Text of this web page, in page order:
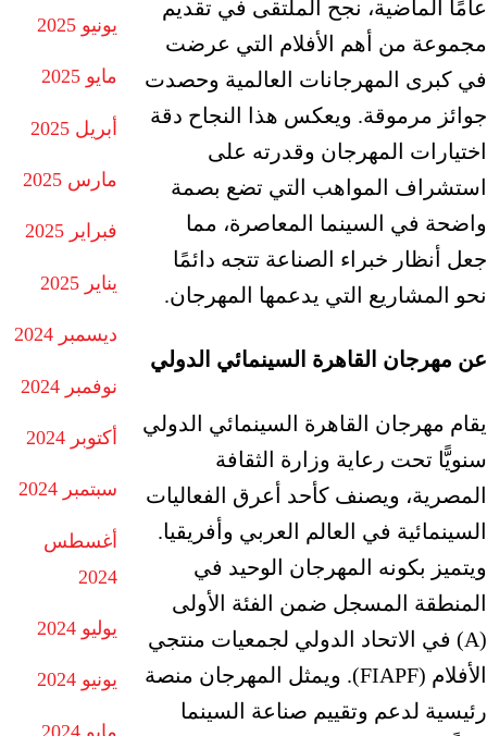
عامًا الماضية، نجح الملتقى في تقديم
مجموعة من أهم الأفلام التي عرضت
في كبرى المهرجانات العالمية وحصدت
جوائز مرموقة. ويعكس هذا النجاح دقة
اختيارات المهرجان وقدرته على
استشراف المواهب التي تضع بصمة
واضحة في السينما المعاصرة، مما
جعل أنظار خبراء الصناعة تتجه دائمًا
نحو المشاريع التي يدعمها المهرجان.
عن مهرجان القاهرة السينمائي الدولي
يقام مهرجان القاهرة السينمائي الدولي
سنويًّا تحت رعاية وزارة الثقافة
المصرية، ويصنف كأحد أعرق الفعاليات
السينمائية في العالم العربي وأفريقيا.
ويتميز بكونه المهرجان الوحيد في
المنطقة المسجل ضمن الفئة الأولى
(A) في الاتحاد الدولي لجمعيات منتجي
الأفلام (FIAPF). ويمثل المهرجان منصة
رئيسية لدعم وتقييم صناعة السينما
يونيو 2025
مايو 2025
أبريل 2025
مارس 2025
فبراير 2025
يناير 2025
ديسمبر 2024
نوفمبر 2024
أكتوبر 2024
سبتمبر 2024
أغسطس
2024
يوليو 2024
يونيو 2024
مايو 2024